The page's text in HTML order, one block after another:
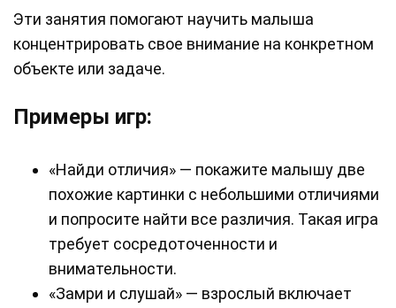
Эти занятия помогают научить малыша
концентрировать свое внимание на конкретном
объекте или задаче.
Примеры игр:
«Найди отличия» — покажите малышу две
похожие картинки с небольшими отличиями
и попросите найти все различия. Такая игра
требует сосредоточенности и
внимательности.
«Замри и слушай» — взрослый включает